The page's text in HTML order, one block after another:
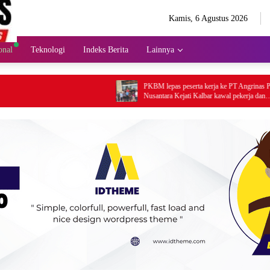
Kamis, 6 Agustus 2026
Teknologi Indeks Berita Lainnya
PKBM lepas peserta kerja ke PT Angrinas Palma
Nusantara Kejati Kalbar kawal pekerja dan
pendidikan